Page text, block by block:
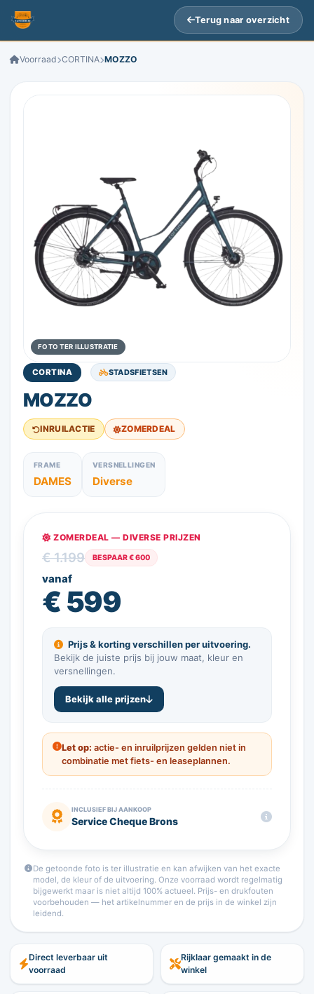
Terug naar overzicht
Voorraad CORTINA MOZZO
FOTO TER ILLUSTRATIE
CORTINA STADSFIETSEN
MOZZO
INRUILACTIE ZOMERDEAL
FRAME
DAMES
VERSNELLINGEN
Diverse
ZOMERDEAL — DIVERSE PRIJZEN
€ 1.199 BESPAAR € 600
vanaf
€ 599
Prijs & korting verschillen per uitvoering.
Bekijk de juiste prijs bij jouw maat, kleur en
versnellingen.
Bekijk alle prijzen
Let op: actie- en inruilprijzen gelden niet in
combinatie met fiets- en leaseplannen.
INCLUSIEF BIJ AANKOOP
Service Cheque Brons
De getoonde foto is ter illustratie en kan afwijken van het exacte
model, de kleur of de uitvoering. Onze voorraad wordt regelmatig
bijgewerkt maar is niet altijd 100% actueel. Prijs- en drukfouten
voorbehouden — het artikelnummer en de prijs in de winkel zijn
leidend.
Direct leverbaar uit
voorraad
Rijklaar gemaakt in de
winkel